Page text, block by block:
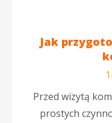
Jak
Przed wizytą
prostych